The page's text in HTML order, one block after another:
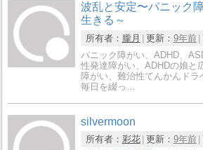
波乱と安定〜パニック
生きる～
所有者： 朧月 更新： 9年前
パニック障がい、ADHD、
性発達障がい、ADHDの娘と
障がい、難治性てんかんド
毎日を綴っ…
silvermoon
所有者： 彩花 更新： 9年前